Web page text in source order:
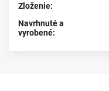
Zloženie:
Navrhnuté a
vyrobené: